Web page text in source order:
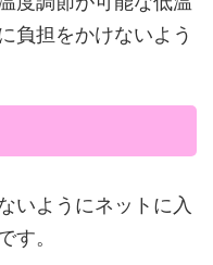
負担をかけないよう
いようにネットに入
す。